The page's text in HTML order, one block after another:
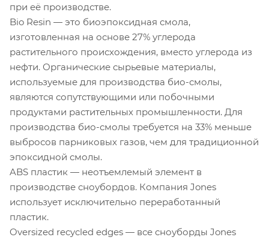
при её производстве.
Bio Resin — это биоэпоксидная смола,
изготовленная на основе 27% углерода
растительного происхождения, вместо углерода из
нефти. Органические сырьевые материалы,
используемые для производства био-смолы,
являются сопутствующими или побочными
продуктами растительных промышленности. Для
производства био-смолы требуется на 33% меньше
выбросов парниковых газов, чем для традиционной
эпоксидной смолы.
ABS пластик — неотъемлемый элемент в
производстве сноубордов. Компания Jones
использует исключительно переработанный
пластик.
Oversized recycled edges — все сноуборды Jones